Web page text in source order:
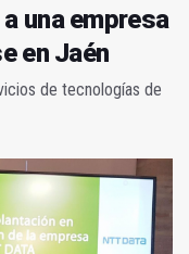
una empresa
en Jaén
de tecnologías de